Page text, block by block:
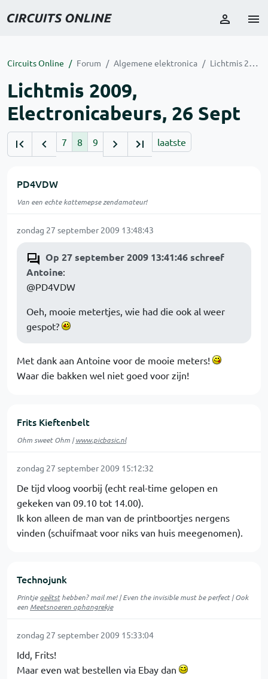
Circuits Online Forum Algemene elektronica Lichtmis 2009, Electronicabeurs, 26 Sept
Lichtmis 2009,
Electronicabeurs, 26 Sept
7 8 9 laatste
PD4VDW
Van een echte kattemepse zendamateur!
zondag 27 september 2009 13:48:43
Op 27 september 2009 13:41:46 schreef
Antoine:
@PD4VDW
Oeh, mooie metertjes, wie had die ook al weer
gespot?
Met dank aan Antoine voor de mooie meters!
Waar die bakken wel niet goed voor zijn!
Frits Kieftenbelt
Ohm sweet Ohm |www.picbasic.nl
zondag 27 september 2009 15:12:32
De tijd vloog voorbij (echt real-time gelopen en
gekeken van 09.10 tot 14.00).
Ik kon alleen de man van de printboortjes nergens
vinden (schuifmaat voor niks van huis meegenomen).
Technojunk
Printjegeëtsthebben? mail me! | Even the invisible must be perfect | Ook
een Meetsnoeren ophangrekje
zondag 27 september 2009 15:33:04
Idd, Frits!
Maar even wat bestellen via Ebay dan